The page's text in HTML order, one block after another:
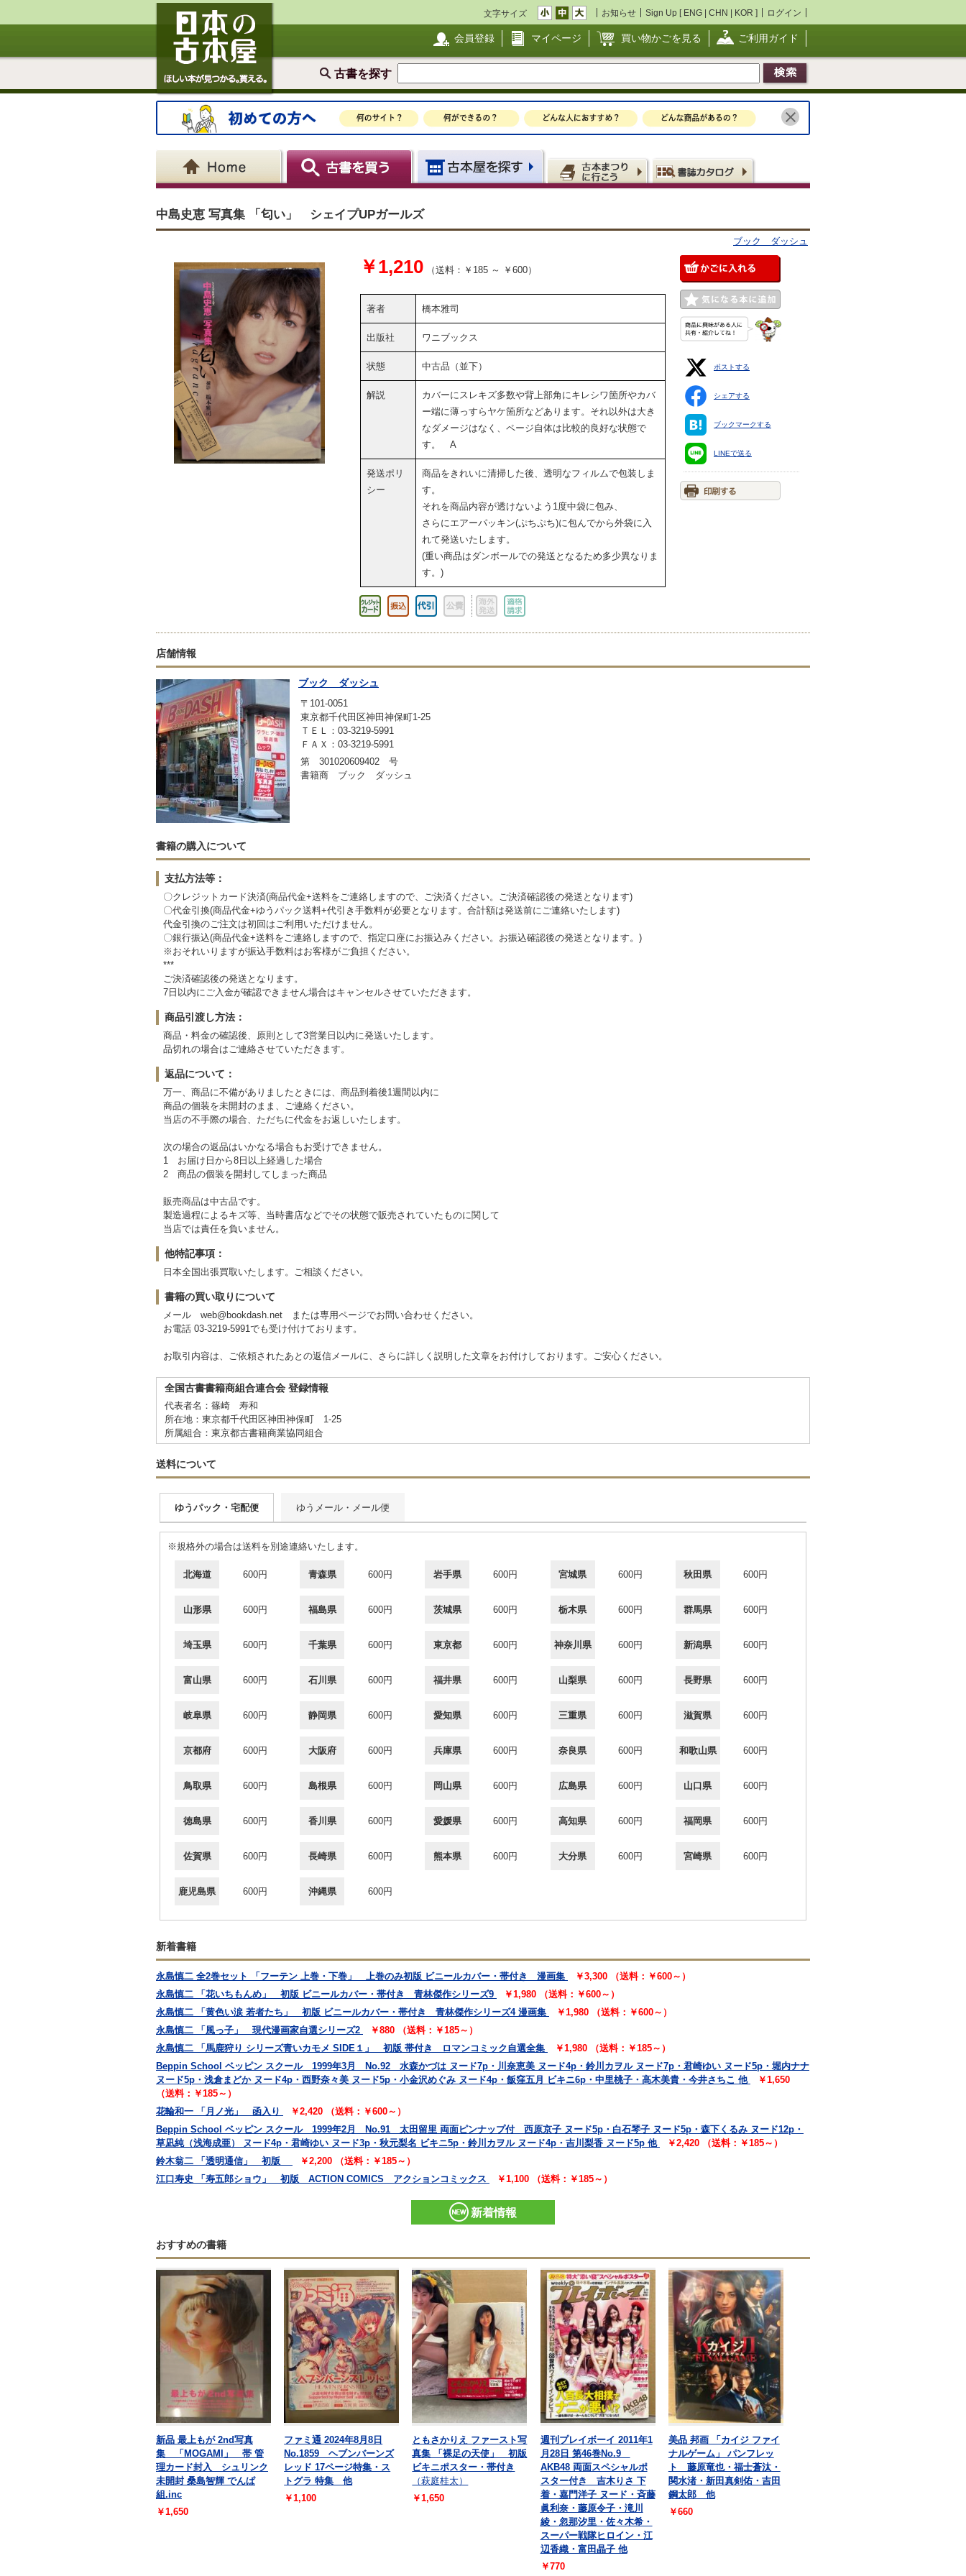
文字サイズ お知らせ Sign Up [ ENG | CHN | KOR ] ログイン
会員登録 マイページ 買い物かごを見る ご利用ガイド
古書を探す
中島史恵 写真集 「匂い」 シェイプUPガールズ
ブック ダッシュ
￥1,210 （送料：￥185 ～ ￥600）
著者 橋本雅司
出版社 ワニブックス
状態 中古品（並下）
解説
カバーにスレキズ多数や背上部角にキレシワ箇所やカバ
ー端に薄っすらヤケ箇所などあります。それ以外は大き
なダメージはなく、ページ自体は比較的良好な状態で
す。 A
発送ポリ
シー
商品をきれいに清掃した後、透明なフィルムで包装しま
す。
それを商品内容が透けないよう1度中袋に包み、
さらにエアーパッキン(ぷちぷち)に包んでから外袋に入
れて発送いたします。
(重い商品はダンボールでの発送となるため多少異なりま
す。)
ポストする
シェアする
ブックマークする
LINEで送る
店舗情報
ブック ダッシュ
〒101-0051
東京都千代田区神田神保町1-25
ＴＥＬ：03-3219-5991
ＦＡＸ：03-3219-5991
第 301020609402 号
書籍商 ブック ダッシュ
書籍の購入について
支払方法等：
〇クレジットカード決済(商品代金+送料をご連絡しますので、ご決済ください。ご決済確認後の発送となります)
〇代金引換(商品代金+ゆうパック送料+代引き手数料が必要となります。合計額は発送前にご連絡いたします)
代金引換のご注文は初回はご利用いただけません。
〇銀行振込(商品代金+送料をご連絡しますので、指定口座にお振込みください。お振込確認後の発送となります。)
※おそれいりますが振込手数料はお客様がご負担ください。
***
ご決済確認後の発送となります。
7日以内にご入金が確認できません場合はキャンセルさせていただきます。
商品引渡し方法：
商品・料金の確認後、原則として3営業日以内に発送いたします。
品切れの場合はご連絡させていただきます。
返品について：
万一、商品に不備がありましたときには、商品到着後1週間以内に
商品の個装を未開封のまま、ご連絡ください。
当店の不手際の場合、ただちに代金をお返しいたします。
次の場合の返品はいかなる場合もお受けできません。
1 お届け日から8日以上経過した場合
2 商品の個装を開封してしまった商品
販売商品は中古品です。
製造過程によるキズ等、当時書店などでその状態で販売されていたものに関して
当店では責任を負いません。
他特記事項：
日本全国出張買取いたします。ご相談ください。
書籍の買い取りについて
メール web@bookdash.net または専用ページでお問い合わせください。
お電話 03-3219-5991でも受け付けております。
お取引内容は、ご依頼されたあとの返信メールに、さらに詳しく説明した文章をお付けしております。ご安心ください。
全国古書書籍商組合連合会 登録情報
代表者名：篠崎 寿和
所在地：東京都千代田区神田神保町 1-25
所属組合：東京都古書籍商業協同組合
送料について
ゆうパック・宅配便 ゆうメール・メール便
※規格外の場合は送料を別途連絡いたします。
北海道 600円 青森県 600円 岩手県 600円 宮城県 600円 秋田県 600円
山形県 600円 福島県 600円 茨城県 600円 栃木県 600円 群馬県 600円
埼玉県 600円 千葉県 600円 東京都 600円 神奈川県 600円 新潟県 600円
富山県 600円 石川県 600円 福井県 600円 山梨県 600円 長野県 600円
岐阜県 600円 静岡県 600円 愛知県 600円 三重県 600円 滋賀県 600円
京都府 600円 大阪府 600円 兵庫県 600円 奈良県 600円 和歌山県 600円
鳥取県 600円 島根県 600円 岡山県 600円 広島県 600円 山口県 600円
徳島県 600円 香川県 600円 愛媛県 600円 高知県 600円 福岡県 600円
佐賀県 600円 長崎県 600円 熊本県 600円 大分県 600円 宮崎県 600円
鹿児島県 600円 沖縄県 600円
新着書籍
永島慎二 全2巻セット 「フーテン 上巻・下巻」 上巻のみ初版 ビニールカバー・帯付き 漫画集
￥3,300 （送料：￥600～）
永島慎二 「花いちもんめ」 初版 ビニールカバー・帯付き 青林傑作シリーズ9
￥1,980 （送料：￥600～）
永島慎二 「黄色い涙 若者たち」 初版 ビニールカバー・帯付き 青林傑作シリーズ4 漫画集
￥1,980 （送料：￥600～）
永島慎二 「風っ子」 現代漫画家自選シリーズ2
￥880 （送料：￥185～）
永島慎二 「馬鹿狩り シリーズ青いカモメ SIDE１」 初版 帯付き ロマンコミック自選全集
￥1,980 （送料：￥185～）
Beppin School ベッピン スクール 1999年3月 No.92 水森かづは ヌード7p・川奈恵美 ヌード4p・鈴川カヲル ヌード7p・君崎ゆい ヌード5p・堀内ナナ
ヌード5p・浅倉まどか ヌード4p・西野奈々美 ヌード5p・小金沢めぐみ ヌード4p・飯窪五月 ビキニ6p・中里桃子・高木美貴・今井さちこ 他
￥1,650
（送料：￥185～）
花輪和一 「月ノ光」 函入り
￥2,420 （送料：￥600～）
Beppin School ベッピン スクール 1999年2月 No.91 太田留里 両面ピンナップ付 西原京子 ヌード5p・白石琴子 ヌード5p・森下くるみ ヌード12p・
草凪純（浅海成亜） ヌード4p・君崎ゆい ヌード3p・秋元梨名 ビキニ5p・鈴川カヲル ヌード4p・吉川梨香 ヌード5p 他
￥2,420 （送料：￥185～）
鈴木翁二 「透明通信」 初版
￥2,200 （送料：￥185～）
江口寿史 「寿五郎ショウ」 初版 ACTION COMICS アクションコミックス
￥1,100 （送料：￥185～）
新着情報
おすすめの書籍
新品 最上もが 2nd写真
集 「MOGAMI」 帯 管
理カード封入 シュリンク
未開封 桑島智輝 でんぱ
組.inc
￥1,650
ファミ通 2024年8月8日
No.1859 ヘブンバーンズ
レッド 17ページ特集・ス
トグラ 特集 他
￥1,100
ともさかりえ ファースト写
真集 「裸足の天使」 初版
ビキニポスター・帯付き
（萩庭桂太）
￥1,650
週刊プレイボーイ 2011年1
月28日 第46巻No.9
AKB48 両面スペシャルポ
スター付き 吉木りさ 下
着・嘉門洋子 ヌード・斉藤
眞利奈・藤原令子・滝川
綾・忽那汐里・佐々木希・
スーパー戦隊ヒロイン・江
辺香織・富田晶子 他
￥770
美品 邦画 「カイジ ファイ
ナルゲーム」 パンフレッ
ト 藤原竜也・福士蒼汰・
関水渚・新田真剣佑・吉田
鋼太郎 他
￥660